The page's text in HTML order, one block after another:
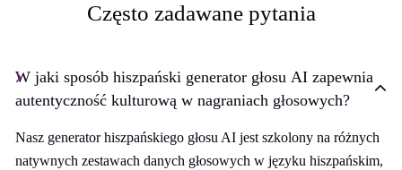
Często zadawane pytania
W jaki sposób hiszpański generator głosu AI zapewnia
autentyczność kulturową w nagraniach głosowych?
Nasz generator hiszpańskiego głosu AI jest szkolony na różnych
natywnych zestawach danych głosowych w języku hiszpańskim,